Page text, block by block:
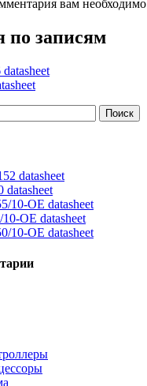
вам необходимо
по записям
datasheet
datasheet
10-OE datasheet
OE datasheet
10-OE datasheet